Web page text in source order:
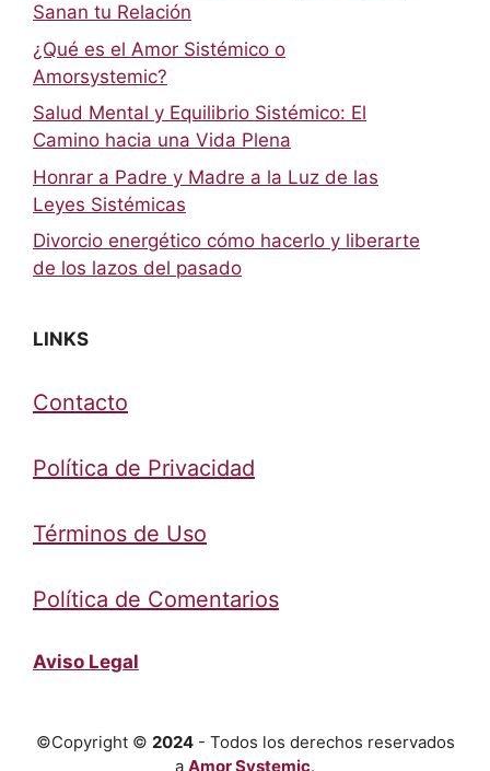
Sanan tu Relación
¿Qué es el Amor Sistémico o
Amorsystemic?
Salud Mental y Equilibrio Sistémico: El
Camino hacia una Vida Plena
Honrar a Padre y Madre a la Luz de las
Leyes Sistémicas
Divorcio energético cómo hacerlo y liberarte
de los lazos del pasado
LINKS
Contacto
Política de Privacidad
Términos de Uso
Política de Comentarios
Aviso Legal
©Copyright © 2024- Todos los derechos reservados
a Amor Systemic.